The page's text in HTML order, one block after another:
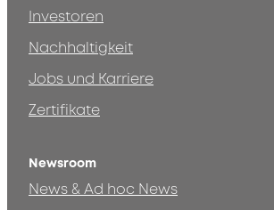
Investoren
Nachhaltigkeit
Jobs und Karriere
Zertifikate
Newsroom
News & Ad hoc News